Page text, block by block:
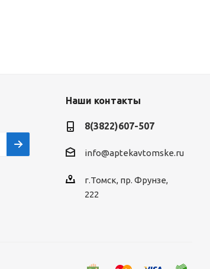
Наши контакты
8(3822)607-507
info@aptekavtomske.ru
г.Томск, пр. Фрунзе,
222